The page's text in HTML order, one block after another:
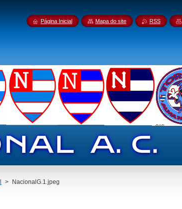
> NacionalG.1.jpeg
Página Inicial Mapa do site RSS